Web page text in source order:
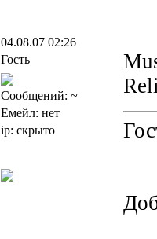
04.08.07 02:26
Гость
Сообщений: ~
Емейл: нет
ip: скрыто